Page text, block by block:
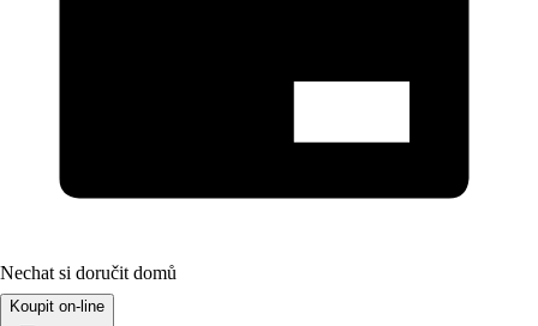
Nechat si doručit domů
Koupit on-line